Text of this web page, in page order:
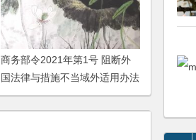
商务部令2021年第1号 阻断外
国法律与措施不当域外适用办法